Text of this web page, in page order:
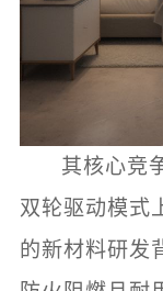
其核心竞
双轮驱动模式
的新材料研发